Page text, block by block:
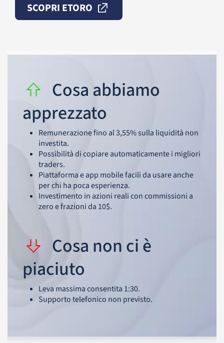
SCOPRI ETORO
Cosa abbiamo
apprezzato
Remunerazione fino al 3,55% sulla liquidità non
investita.
Possibilità di copiare automaticamente i migliori
traders.
Piattaforma e app mobile facili da usare anche
per chi ha poca esperienza.
Investimento in azioni reali con commissioni a
zero e frazioni da 10$.
Cosa non ci è
piaciuto
Leva massima consentita 1:30.
Supporto telefonico non previsto.